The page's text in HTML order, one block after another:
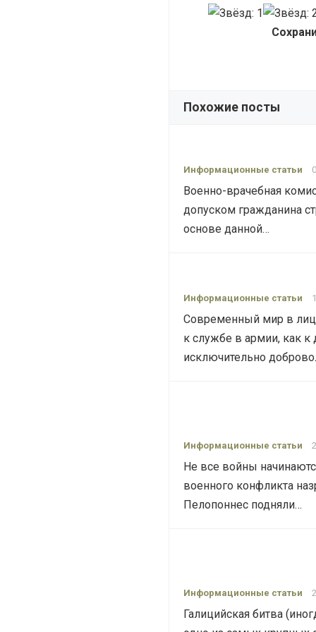
Похожие посты
Информационные статьи
Военно-врачебная
допуском гражданина
основе данной…
Информационные статьи
Современный мир в
к службе в армии, как
исключительно
Информационные статьи
Не все войны
военного конфликта
Пелопоннес подняли…
Информационные статьи
Галицийская битва